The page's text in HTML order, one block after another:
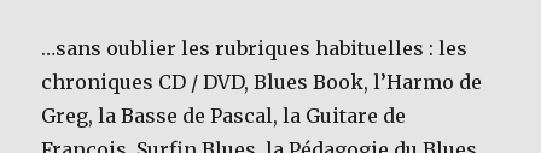
…sans oublier les rubriques habituelles : les
chroniques CD / DVD, Blues Book, l’Harmo de
Greg, la Basse de Pascal, la Guitare de